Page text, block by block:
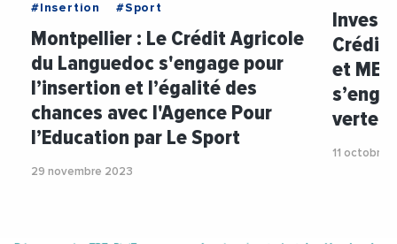
#Insertion
#Sport
Montpellier : Le Crédit Agricole
du Languedoc s'engage pour
l’insertion et l’égalité des
chances avec l'Agence Pour
l’Education par Le Sport
29 novembre 2023
Crédit
et
verte
11 octobre